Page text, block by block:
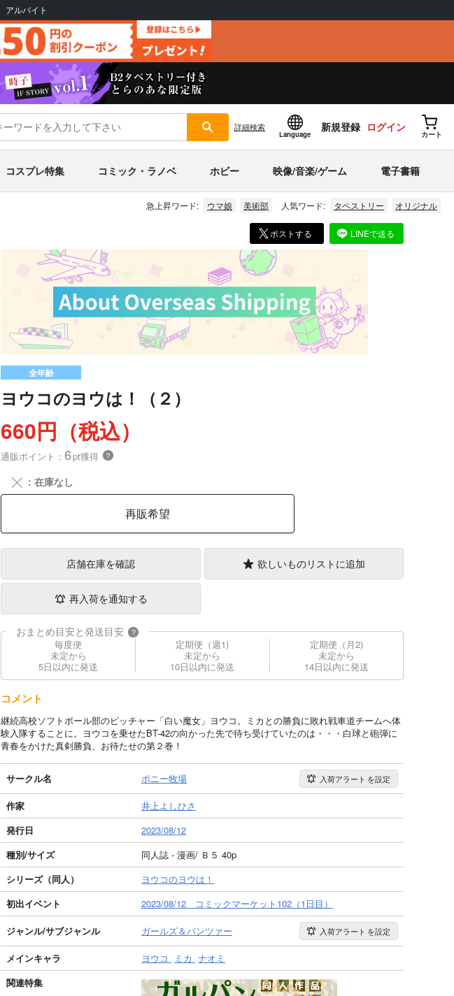
アルバイト
詳細検索
Language
新規登録 ログイン
カート
コスプレ特集 コミック・ラノベ ホビー 映像/音楽/ゲーム 電子書籍
急上昇ワード: ウマ娘 美術部 人気ワード: タペストリー オリジナル
ポストする LINEで送る
全年齢
ヨウコのヨウは！（２）
660円（税込）
通販ポイント： 6pt獲得 ？
╳ ：在庫なし
再販希望
店舗在庫を確認 欲しいものリストに追加
再入荷を通知する
おまとめ目安と発送目安 ?
毎度便
未定から
5日以内に発送
定期便（週1)
未定から
10日以内に発送
定期便（月2)
未定から
14日以内に発送
コメント
継続高校ソフトボール部のピッチャー「白い魔女」ヨウコ。ミカとの勝負に敗れ戦車道チームへ体
験入隊することに。ヨウコを乗せたBT-42の向かった先で待ち受けていたのは・・・白球と砲弾に
青春をかけた真剣勝負、お待たせの第２巻！
サークル名 ポニー牧場 入荷アラート を設定
作家
井上よしひさ
発行日
2023/08/12
種別/サイズ
同人誌 - 漫画/ Ｂ５ 40p
シリーズ（同人）
ヨウコのヨウは！
初出イベント
2023/08/12 コミックマーケット102（1日目）
ジャンル/サブジャンル ガールズ＆パンツァー 入荷アラート を設定
メインキャラ ヨウコ ミカ ナオミ
関連特集